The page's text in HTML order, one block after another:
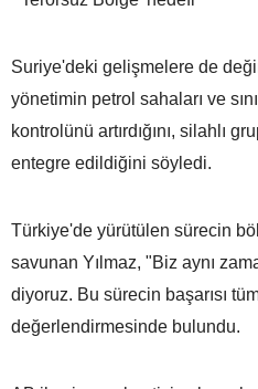
Suriye'deki gelişmelere de
yönetimin petrol sahaları ve
kontrolünü artırdığını, silahlı
entegre edildiğini söyledi.
Türkiye'de yürütülen sürecin
savunan Yılmaz, "Biz aynı
diyoruz. Bu sürecin başarısı
değerlendirmesinde bulundu.